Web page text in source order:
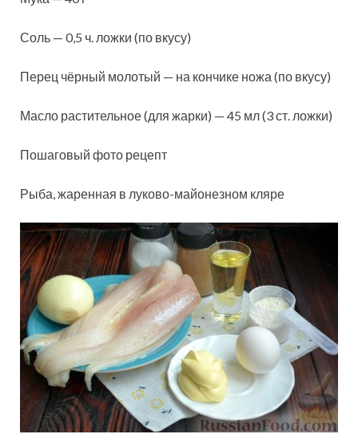
Соль — 0,5 ч. ложки (по вкусу)
Перец чёрный молотый — на кончике ножа (по вкусу)
Масло растительное (для жарки) — 45 мл (3 ст. ложки)
Пошаговый фото рецепт
Рыба, жаренная в луково-майонезном кляре